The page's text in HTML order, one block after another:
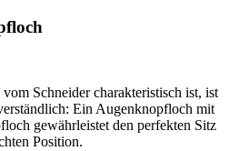
Schneider charakteristisch ist, ist
Ein Augenknopfloch mit
gewährleistet den perfekten Sitz
Position.